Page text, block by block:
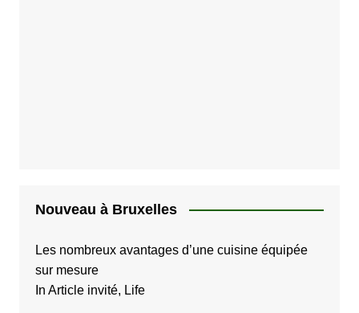
Nouveau à Bruxelles
Les nombreux avantages d’une cuisine équipée
sur mesure
In Article invité, Life